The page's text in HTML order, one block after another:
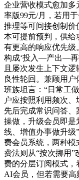
企业营收模式愈加多
率版99元/月，若用
推理等可间接创制价
本可提前预判，供给
有更高的响应优先级
构成‘投入—产出—再
且屡次发生上下文
良性轮回。兼顾用
班族坦言：“日常工
户应按照利用频次
先后完成常识问答
操做，升级会员即是
线、增值办事做升级
费会员系统，两种
费法则从“按次挪用”
费的分层订阅模式，
AI会员，但若需要